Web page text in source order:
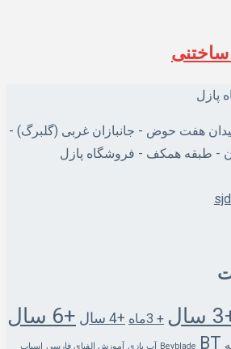
هفت حوض - جانبازان غربی (گلبرگ) -
- طبقه همکف - فروشگاه پازل
+ 3ماه +4 سال +6 سال
Beyblade BT آب بازی آموزش الفبای فارسی اسباب